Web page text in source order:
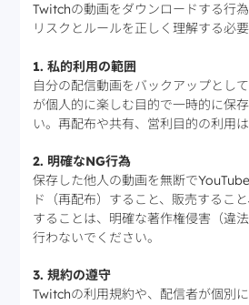
Twitchの動画をダウンロードする行
リスクとルールを正しく理解する必要
1. 私的利用の範囲
自分の配信動画をバックアップとし
が個人的に楽しむ目的で一時的に保
い。再配布や共有、営利目的の利用は
2. 明確なNG行為
保存した他人の動画を無断で
ド（再配布）すること、販売するこ
することは、明確な著作権侵害（違
行わないでください。
3. 規約の遵守
Twitchの利用規約や、配信者が個別